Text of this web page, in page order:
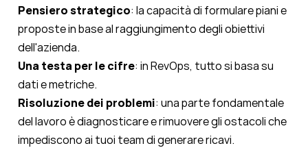
Pensiero strategico: la capacità di formulare piani e
proposte in base al raggiungimento degli obiettivi
dell'azienda.
Una testa per le cifre: in RevOps, tutto si basa su
dati e metriche.
Risoluzione dei problemi: una parte fondamentale
del lavoro è diagnosticare e rimuovere gli ostacoli che
impediscono ai tuoi team di generare ricavi.